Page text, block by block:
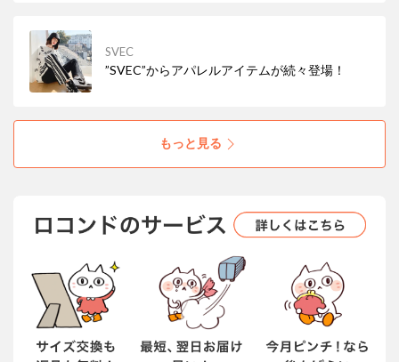
SVEC
”SVEC”からアパレルアイテムが続々登場！
もっと見る